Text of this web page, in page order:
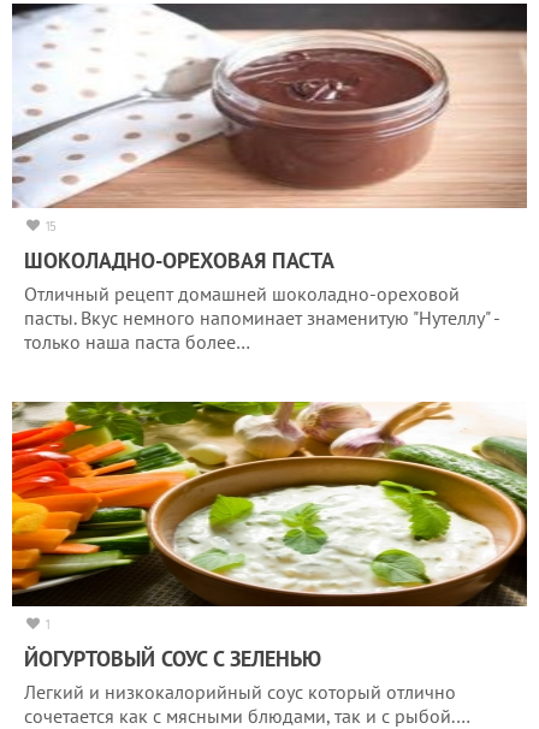
15
ШОКОЛАДНО-ОРЕХОВАЯ ПАСТА
Отличный рецепт домашней шоколадно-ореховой
пасты. Вкус немного напоминает знаменитую "Нутеллу" -
только наша паста более…
1
ЙОГУРТОВЫЙ СОУС С ЗЕЛЕНЬЮ
Легкий и низкокалорийный соус который отлично
сочетается как с мясными блюдами, так и с рыбой.…